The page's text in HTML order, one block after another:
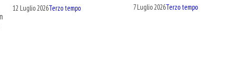
12 Luglio 2026Terzo tempo 7 Luglio 2026Terzo tempo